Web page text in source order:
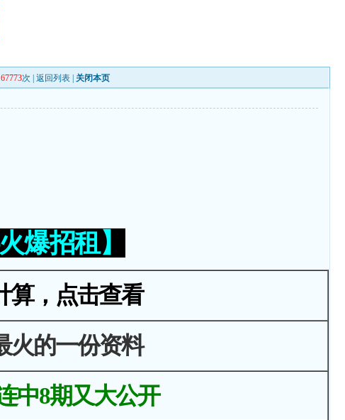
次 |返回列表 关闭本页
爆招租】
算，点击查看
的一份资料
中8期又大公开